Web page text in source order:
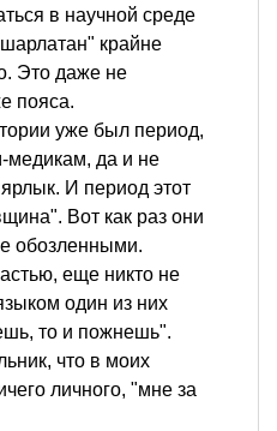
в научной среде
крайне
Это даже не
пояса.
уже был период,
медикам, да и не
И период этот
Вот как раз они
обозленными.
еще никто не
один из них
то и пожнешь".
что в моих
личного, "мне за